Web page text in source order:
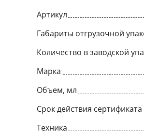
Артикул
Габариты отгрузочной
Количество в заводской
Марка
Объем, мл
Срок действия
Техника